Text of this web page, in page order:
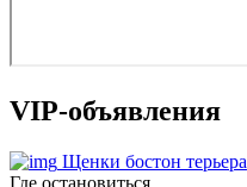
VIP-объявления
Щенки бостон терьера
Где остановиться